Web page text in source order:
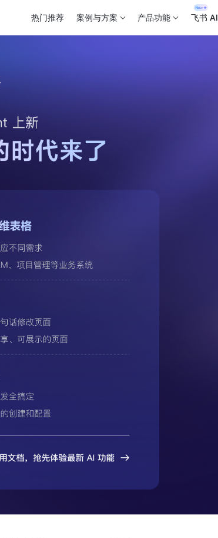
热门推荐 案例与方案 产品功能 飞书 AI